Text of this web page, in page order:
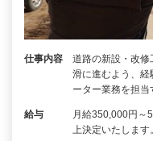
仕事内容
道路の新設・改修
滑に進むよう、経
ーター業務を担
給与
月給350,000円
上決定いたします。